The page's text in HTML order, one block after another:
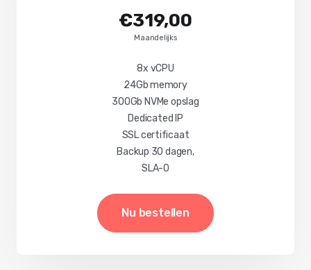
€319,00
Maandelijks
8x vCPU
24Gb memory
300Gb NVMe opslag
Dedicated IP
SSL certificaat
Backup 30 dagen,
SLA-0
Nu bestellen